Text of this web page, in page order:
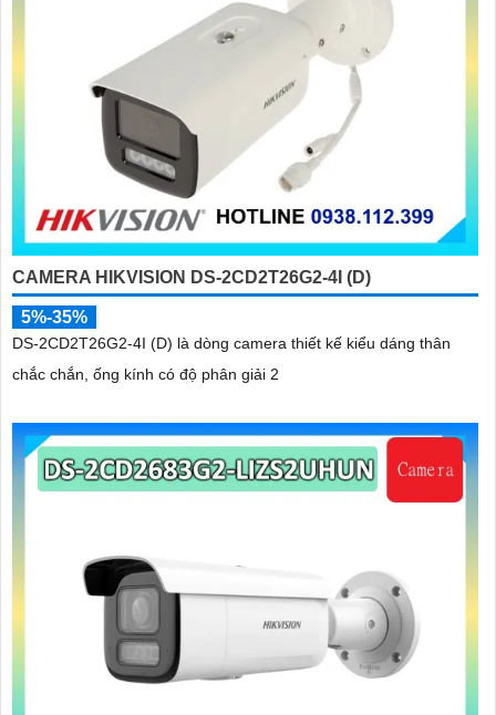
CAMERA HIKVISION DS-2CD2T26G2-4I (D)
5%-35%
DS-2CD2T26G2-4I (D) là dòng camera thiết kế kiểu dáng thân
chắc chắn, ống kính có độ phân giải 2